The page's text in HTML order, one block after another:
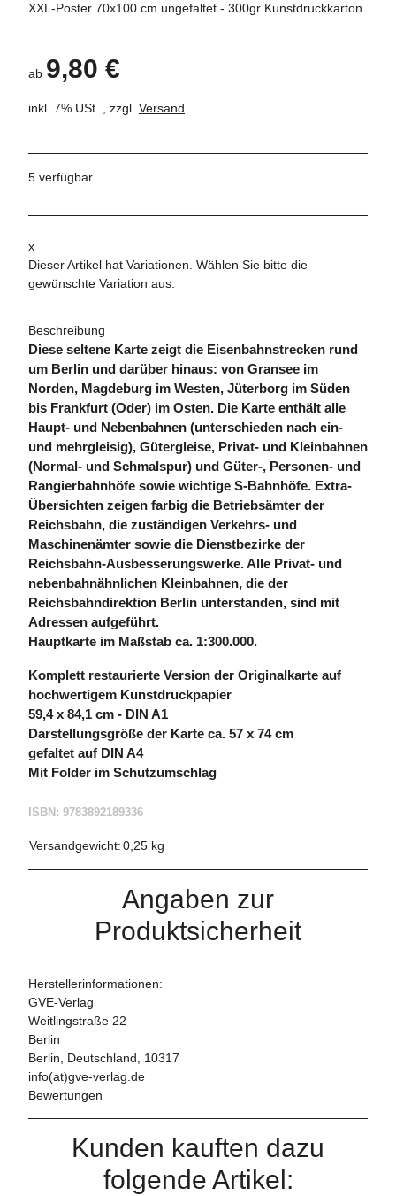
XXL-Poster 70x100 cm ungefaltet - 300gr Kunstdruckkarton
ab 9,80 €
inkl. 7% USt. , zzgl. Versand
5 verfügbar
x
Dieser Artikel hat Variationen. Wählen Sie bitte die
gewünschte Variation aus.
Beschreibung
Diese seltene Karte zeigt die Eisenbahnstrecken rund
um Berlin und darüber hinaus: von Gransee im
Norden, Magdeburg im Westen, Jüterborg im Süden
bis Frankfurt (Oder) im Osten. Die Karte enthält alle
Haupt- und Nebenbahnen (unterschieden nach ein-
und mehrgleisig), Gütergleise, Privat- und Kleinbahnen
(Normal- und Schmalspur) und Güter-, Personen- und
Rangierbahnhöfe sowie wichtige S-Bahnhöfe. Extra-
Übersichten zeigen farbig die Betriebsämter der
Reichsbahn, die zuständigen Verkehrs- und
Maschinenämter sowie die Dienstbezirke der
Reichsbahn-Ausbesserungswerke. Alle Privat- und
nebenbahnähnlichen Kleinbahnen, die der
Reichsbahndirektion Berlin unterstanden, sind mit
Adressen aufgeführt.
Hauptkarte im Maßstab ca. 1:300.000.
Komplett restaurierte Version der Originalkarte auf
hochwertigem Kunstdruckpapier
59,4 x 84,1 cm - DIN A1
Darstellungsgröße der Karte ca. 57 x 74 cm
gefaltet auf DIN A4
Mit Folder im Schutzumschlag
ISBN: 9783892189336
Versandgewicht:0,25 kg
Angaben zur
Produktsicherheit
Herstellerinformationen:
GVE-Verlag
Weitlingstraße 22
Berlin
Berlin, Deutschland, 10317
info(at)gve-verlag.de
Bewertungen
Kunden kauften dazu
folgende Artikel: